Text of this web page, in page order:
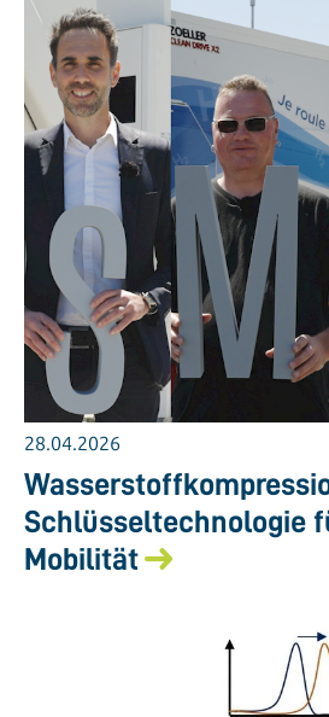
28.04.2026
Schlüsseltechnologie
Mobilität